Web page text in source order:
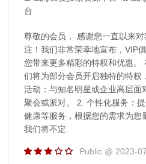
台
尊敬的会员， 感谢您一直以来
注！我们非常荣幸地宣布，VIP
您带来更多精彩的特权和优惠。
们将为部分会员开启独特的特权
活动：与知名明星或企业高层面
聚会或派对。 2. 个性化服务：
健康等服务，根据您的需求为您
我们将不定
Public @ 2023-